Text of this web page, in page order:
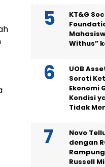
KT&G
Withus”
UOB
Soroti
Ekonomi
Kondisi
Tidak
Novo
dengan
Russell